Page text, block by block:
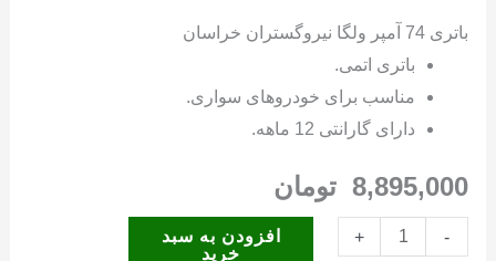
باتری 74 آمپر ولگا نیروگستران خراسان
باتری اتمی.
مناسب برای خودروهای سواری.
دارای گارانتی 12 ماهه.
8,895,000 تومان
-
+
افزودن به سبد
خرید